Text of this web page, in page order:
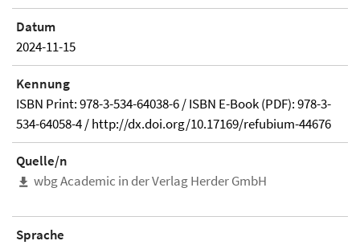
Datum
2024-11-15
Kennung
ISBN Print: 978-3-534-64038-6 / ISBN E-Book (PDF): 978-3-
534-64058-4 / http://dx.doi.org/10.17169/refubium-44676
Quelle/n
wbg Academic in der Verlag Herder GmbH
Sprache